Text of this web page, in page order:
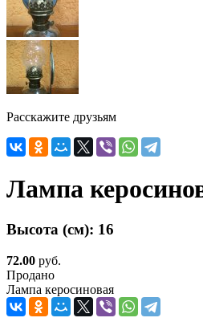
Расскажите друзьям
Лампа
Высота (см): 16
72.00 руб.
Продано
Лампа керосиновая